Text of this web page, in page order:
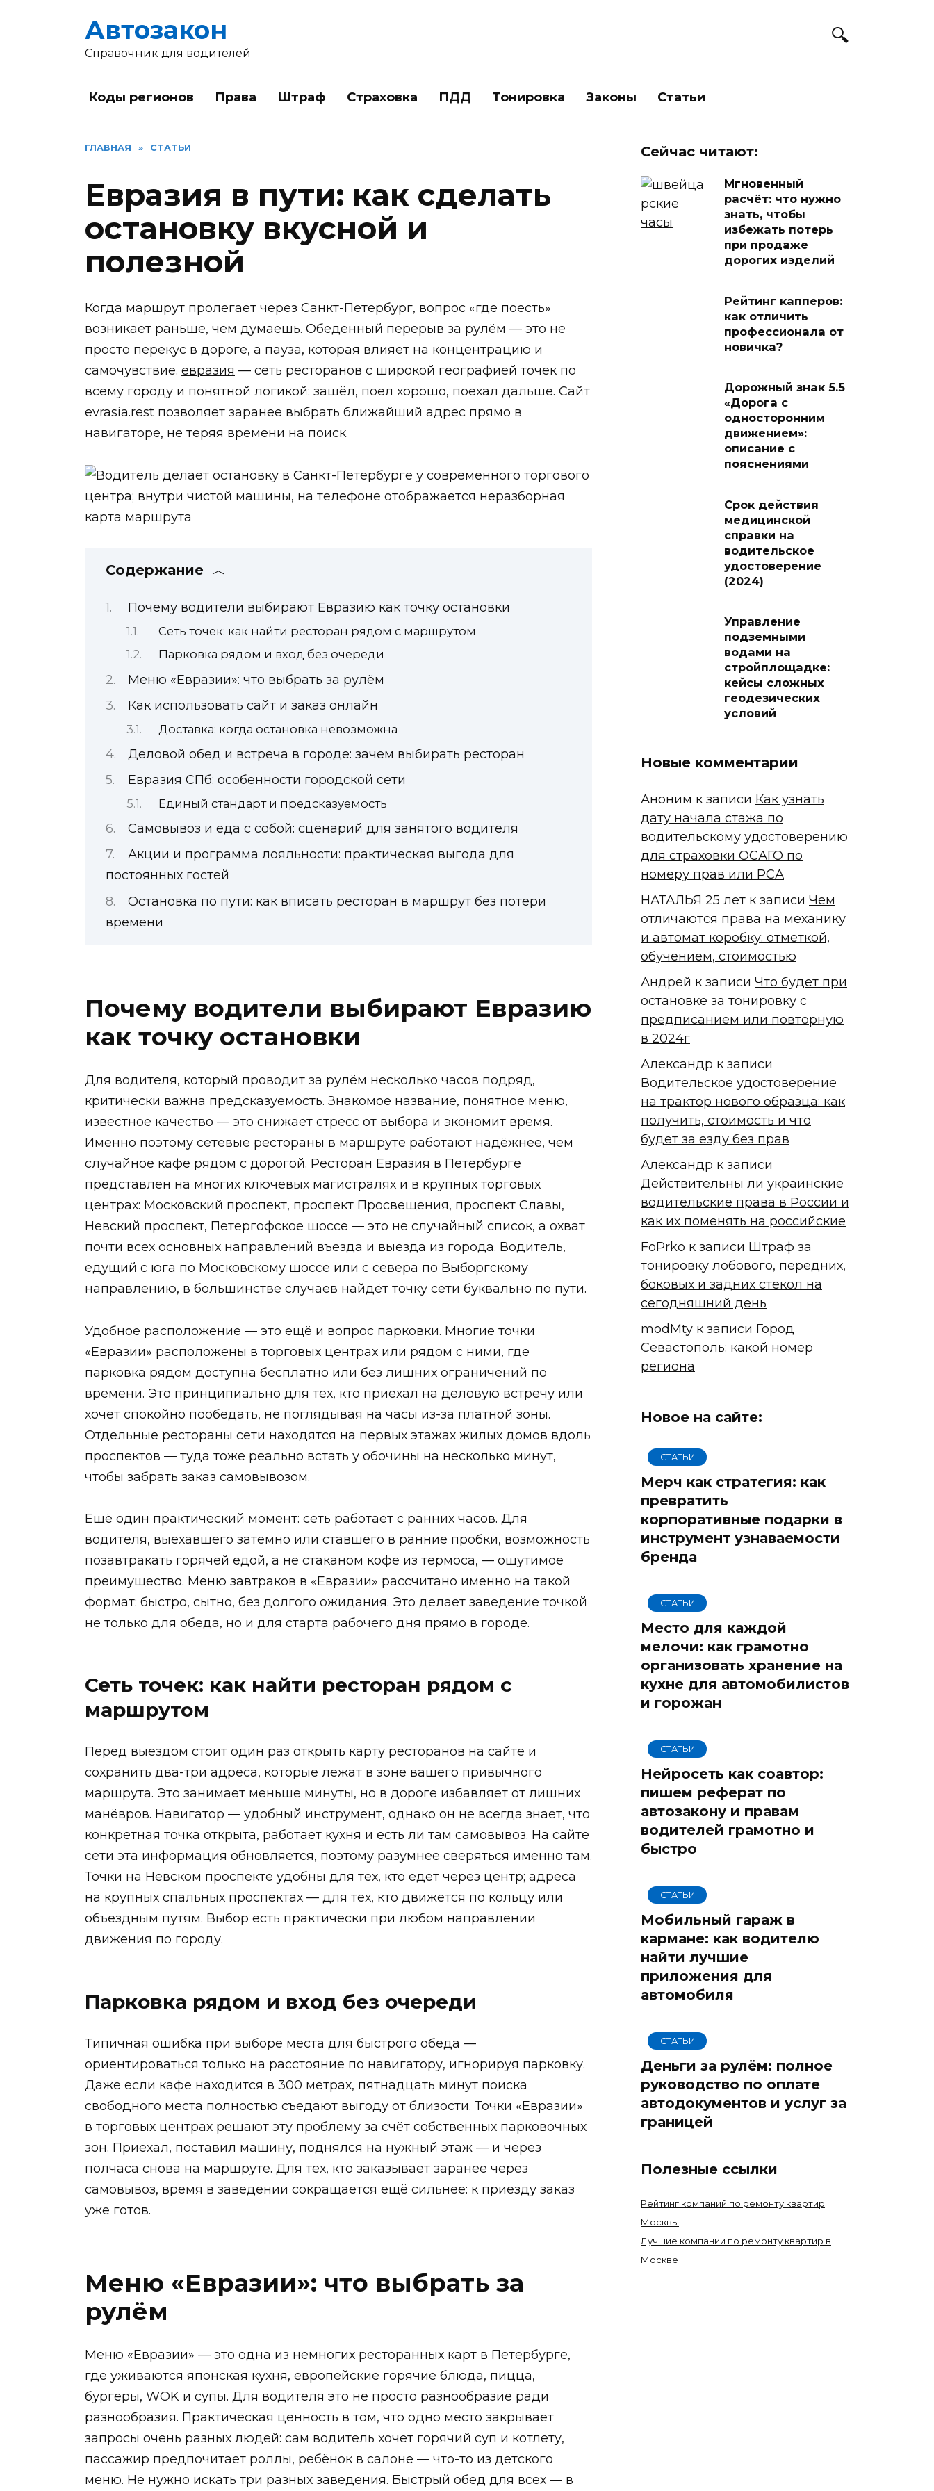
Автозакон
Справочник для водителей
Коды регионов Права Штраф Страховка ПДД Тонировка Законы Статьи
ГЛАВНАЯ » СТАТЬИ
Евразия в пути: как сделать
остановку вкусной и
полезной
Когда маршрут пролегает через Санкт-Петербург, вопрос «где поесть»
возникает раньше, чем думаешь. Обеденный перерыв за рулём — это не
просто перекус в дороге, а пауза, которая влияет на концентрацию и
самочувствие. евразия — сеть ресторанов с широкой географией точек по
всему городу и понятной логикой: зашёл, поел хорошо, поехал дальше. Сайт
evrasia.rest позволяет заранее выбрать ближайший адрес прямо в
навигаторе, не теряя времени на поиск.
Содержание
Почему водители выбирают Евразию как точку остановки
Сеть точек: как найти ресторан рядом с маршрутом
Парковка рядом и вход без очереди
Меню «Евразии»: что выбрать за рулём
Как использовать сайт и заказ онлайн
Доставка: когда остановка невозможна
Деловой обед и встреча в городе: зачем выбирать ресторан
Евразия СПб: особенности городской сети
Единый стандарт и предсказуемость
Самовывоз и еда с собой: сценарий для занятого водителя
Акции и программа лояльности: практическая выгода для
постоянных гостей
Остановка по пути: как вписать ресторан в маршрут без потери
времени
Почему водители выбирают Евразию
как точку остановки
Для водителя, который проводит за рулём несколько часов подряд,
критически важна предсказуемость. Знакомое название, понятное меню,
известное качество — это снижает стресс от выбора и экономит время.
Именно поэтому сетевые рестораны в маршруте работают надёжнее, чем
случайное кафе рядом с дорогой. Ресторан Евразия в Петербурге
представлен на многих ключевых магистралях и в крупных торговых
центрах: Московский проспект, проспект Просвещения, проспект Славы,
Невский проспект, Петергофское шоссе — это не случайный список, а охват
почти всех основных направлений въезда и выезда из города. Водитель,
едущий с юга по Московскому шоссе или с севера по Выборгскому
направлению, в большинстве случаев найдёт точку сети буквально по пути.
Удобное расположение — это ещё и вопрос парковки. Многие точки
«Евразии» расположены в торговых центрах или рядом с ними, где
парковка рядом доступна бесплатно или без лишних ограничений по
времени. Это принципиально для тех, кто приехал на деловую встречу или
хочет спокойно пообедать, не поглядывая на часы из-за платной зоны.
Отдельные рестораны сети находятся на первых этажах жилых домов вдоль
проспектов — туда тоже реально встать у обочины на несколько минут,
чтобы забрать заказ самовывозом.
Ещё один практический момент: сеть работает с ранних часов. Для
водителя, выехавшего затемно или ставшего в ранние пробки, возможность
позавтракать горячей едой, а не стаканом кофе из термоса, — ощутимое
преимущество. Меню завтраков в «Евразии» рассчитано именно на такой
формат: быстро, сытно, без долгого ожидания. Это делает заведение точкой
не только для обеда, но и для старта рабочего дня прямо в городе.
Сеть точек: как найти ресторан рядом с
маршрутом
Перед выездом стоит один раз открыть карту ресторанов на сайте и
сохранить два-три адреса, которые лежат в зоне вашего привычного
маршрута. Это занимает меньше минуты, но в дороге избавляет от лишних
манёвров. Навигатор — удобный инструмент, однако он не всегда знает, что
конкретная точка открыта, работает кухня и есть ли там самовывоз. На сайте
сети эта информация обновляется, поэтому разумнее сверяться именно там.
Точки на Невском проспекте удобны для тех, кто едет через центр; адреса
на крупных спальных проспектах — для тех, кто движется по кольцу или
объездным путям. Выбор есть практически при любом направлении
движения по городу.
Парковка рядом и вход без очереди
Типичная ошибка при выборе места для быстрого обеда —
ориентироваться только на расстояние по навигатору, игнорируя парковку.
Даже если кафе находится в 300 метрах, пятнадцать минут поиска
свободного места полностью съедают выгоду от близости. Точки «Евразии»
в торговых центрах решают эту проблему за счёт собственных парковочных
зон. Приехал, поставил машину, поднялся на нужный этаж — и через
полчаса снова на маршруте. Для тех, кто заказывает заранее через
самовывоз, время в заведении сокращается ещё сильнее: к приезду заказ
уже готов.
Меню «Евразии»: что выбрать за
рулём
Меню «Евразии» — это одна из немногих ресторанных карт в Петербурге,
где уживаются японская кухня, европейские горячие блюда, пицца,
бургеры, WOK и супы. Для водителя это не просто разнообразие ради
разнообразия. Практическая ценность в том, что одно место закрывает
запросы очень разных людей: сам водитель хочет горячий суп и котлету,
пассажир предпочитает роллы, ребёнок в салоне — что-то из детского
меню. Не нужно искать три разных заведения. Быстрый обед для всех — в
Сейчас читают:
Мгновенный
расчёт: что нужно
знать, чтобы
избежать потерь
при продаже
дорогих изделий
Рейтинг капперов:
как отличить
профессионала от
новичка?
Дорожный знак 5.5
«Дорога с
односторонним
движением»:
описание с
пояснениями
Срок действия
медицинской
справки на
водительское
удостоверение
(2024)
Управление
подземными
водами на
стройплощадке:
кейсы сложных
геодезических
условий
Новые комментарии
Аноним к записи Как узнать
дату начала стажа по
водительскому удостоверению
для страховки ОСАГО по
номеру прав или РСА
НАТАЛЬЯ 25 лет к записи Чем
отличаются права на механику
и автомат коробку: отметкой,
обучением, стоимостью
Андрей к записи Что будет при
остановке за тонировку с
предписанием или повторную
в 2024г
Александр к записи
Водительское удостоверение
на трактор нового образца: как
получить, стоимость и что
будет за езду без прав
Александр к записи
Действительны ли украинские
водительские права в России и
как их поменять на российские
FoPrko к записи Штраф за
тонировку лобового, передних,
боковых и задних стекол на
сегодняшний день
modMty к записи Город
Севастополь: какой номер
региона
Новое на сайте:
СТАТЬИ
Мерч как стратегия: как
превратить
корпоративные подарки в
инструмент узнаваемости
бренда
СТАТЬИ
Место для каждой
мелочи: как грамотно
организовать хранение на
кухне для автомобилистов
и горожан
СТАТЬИ
Нейросеть как соавтор:
пишем реферат по
автозакону и правам
водителей грамотно и
быстро
СТАТЬИ
Мобильный гараж в
кармане: как водителю
найти лучшие
приложения для
автомобиля
СТАТЬИ
Деньги за рулём: полное
руководство по оплате
автодокументов и услуг за
границей
Полезные ссылки
Рейтинг компаний по ремонту квартир
Москвы
Лучшие компании по ремонту квартир в
Москве